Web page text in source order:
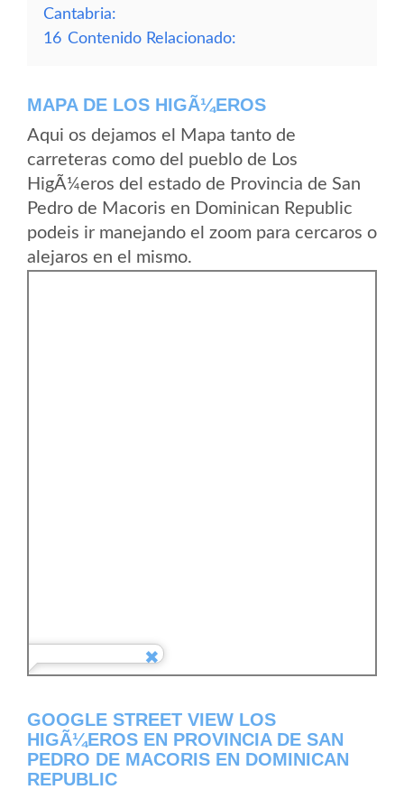
Cantabria:
16 Contenido Relacionado:
MAPA DE LOS HIGÃ¼EROS
Aqui os dejamos el Mapa tanto de
carreteras como del pueblo de Los
HigÃ¼eros del estado de Provincia de San
Pedro de Macoris en Dominican Republic
podeis ir manejando el zoom para cercaros o
alejaros en el mismo.
GOOGLE STREET VIEW LOS
HIGÃ¼EROS EN PROVINCIA DE SAN
PEDRO DE MACORIS EN DOMINICAN
REPUBLIC